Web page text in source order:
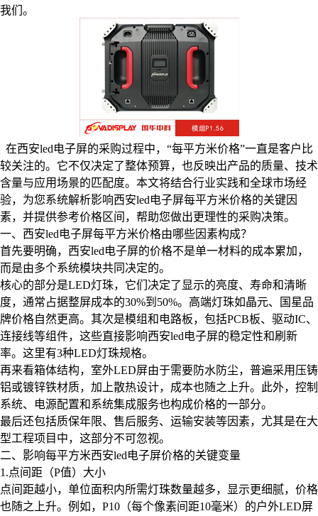
我们。
在西安led电子屏的采购过程中，“每平方米价格”一直是客户比
较关注的。它不仅决定了整体预算，也反映出产品的质量、技术
含量与应用场景的匹配度。本文将结合行业实践和全球市场经
验，为您系统解析影响西安led电子屏每平方米价格的关键因
素，并提供参考价格区间，帮助您做出更理性的采购决策。
一、西安led电子屏每平方米价格由哪些因素构成？
首先要明确，西安led电子屏的价格不是单一材料的成本累加，
而是由多个系统模块共同决定的。
核心的部分是LED灯珠，它们决定了显示的亮度、寿命和清晰
度，通常占据整屏成本的30%到50%。高端灯珠如晶元、国星品
牌价格自然更高。其次是模组和电路板，包括PCB板、驱动IC、
连接线等组件，这些直接影响西安led电子屏的稳定性和刷新
率。这里有3种LED灯珠规格。
再来看箱体结构，室外LED屏由于需要防水防尘，普遍采用压铸
铝或镀锌铁材质，加上散热设计，成本也随之上升。此外，控制
系统、电源配置和系统集成服务也构成价格的一部分。
最后还包括质保年限、售后服务、运输安装等因素，尤其是在大
型工程项目中，这部分不可忽视。
二、影响每平方米西安led电子屏价格的关键变量
1.点间距（P值）大小
点间距越小，单位面积内所需灯珠数量越多，显示更细腻，价格
也随之上升。例如，P10（每个像素间距10毫米）的户外LED屏